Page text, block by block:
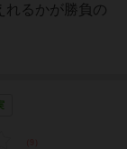
れるかが勝負の